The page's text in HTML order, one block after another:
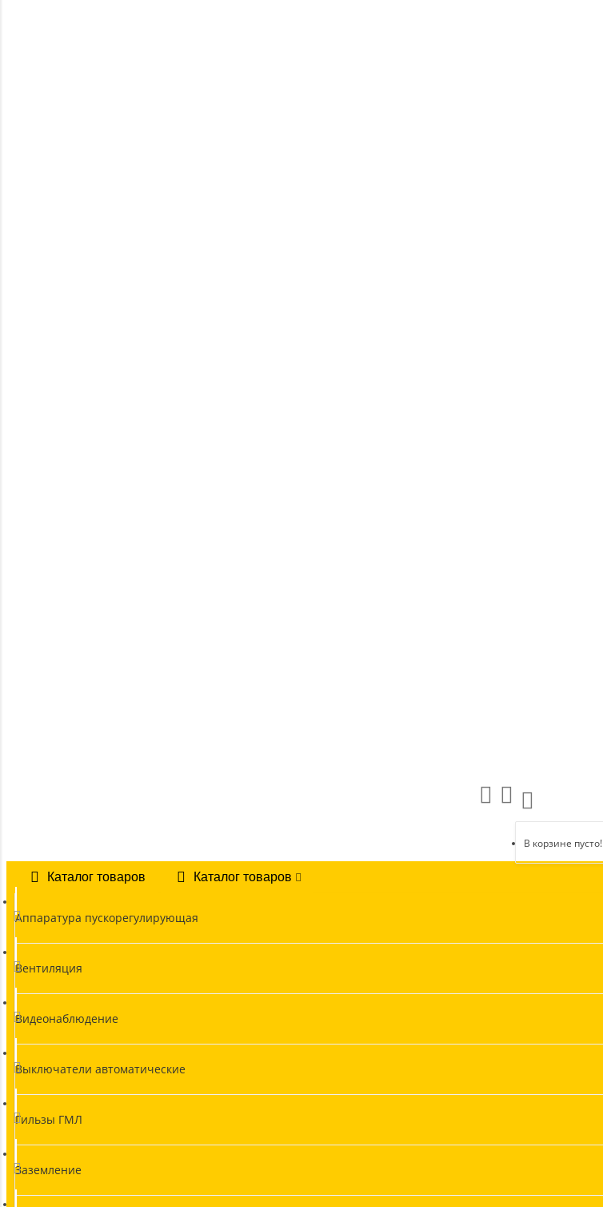
В корзине пусто!
Каталог товаров Каталог товаров
Аппаратура пускорегулирующая
Вентиляция
Видеонаблюдение
Выключатели автоматические
Гильзы ГМЛ
Заземление